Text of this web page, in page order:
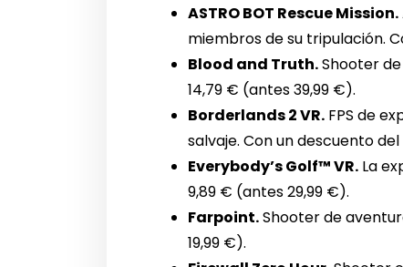
ASTRO BOT Rescue Mission.
miembros de su tripulación.
Blood and Truth.Shooter
14,79 € (antes 39,99 €).
Borderlands 2 VR. FPS de
salvaje. Con un descuento
Everybody’s Golf™ VR. La
9,89 € (antes 29,99 €).
Farpoint.Shooter de
19,99 €).